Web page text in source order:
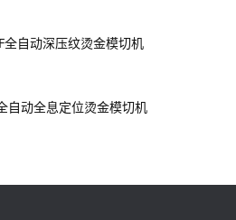
全自动深压纹烫金模切机
自动全息定位烫金模切机